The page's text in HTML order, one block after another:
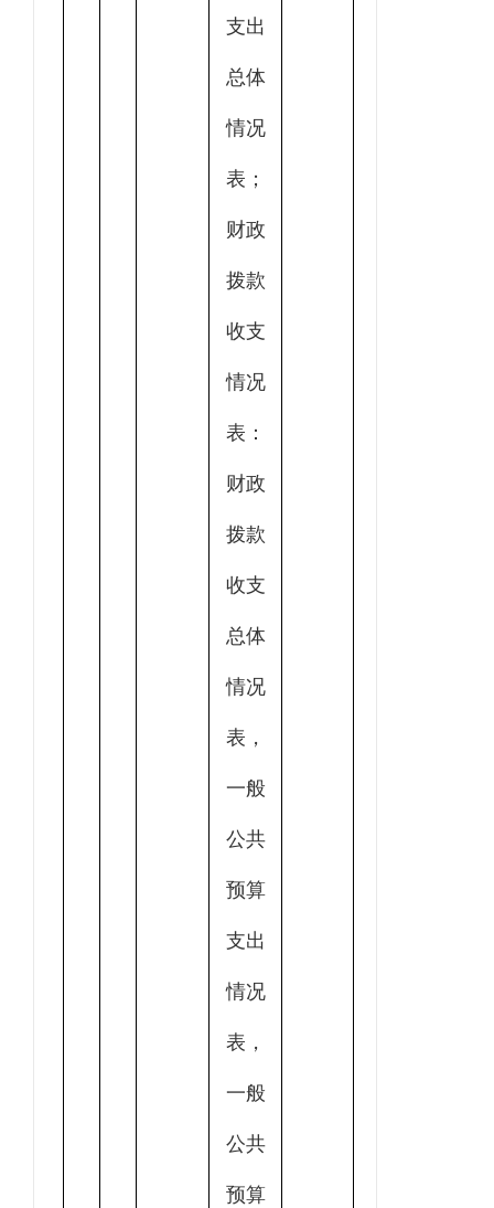
支出
总体
情况
表；
财政
拨款
收支
情况
表：
财政
拨款
收支
总体
情况
表，
一般
公共
预算
支出
情况
表，
一般
公共
预算